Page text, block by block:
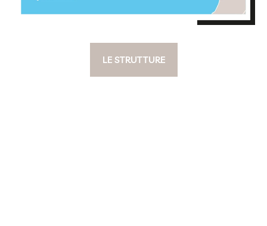
LE STRUTTURE